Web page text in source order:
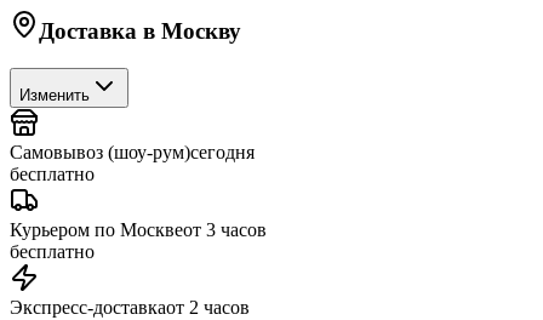
Доставка в Москву
Изменить
Самовывоз (шоу-рум)сегодня
бесплатно
Курьером по Москвеот 3 часов
бесплатно
Экспресс-доставкаот 2 часов